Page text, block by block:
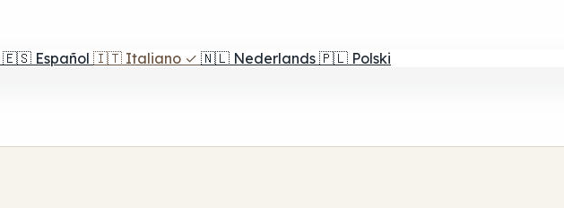
🇪🇸 Español 🇮🇹 Italiano ✓ 🇳🇱 Nederlands 🇵🇱 Polski